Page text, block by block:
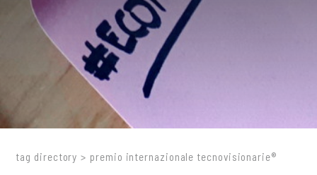
tag directory > premio internazionale tecnovisionarie®